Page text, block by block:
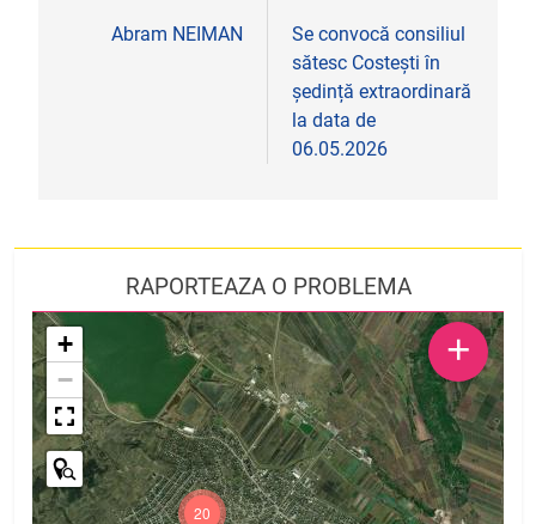
Abram NEIMAN
Se convocă consiliul
sătesc Costești în
ședință extraordinară
la data de
06.05.2026
RAPORTEAZA O PROBLEMA
20
+
−
+